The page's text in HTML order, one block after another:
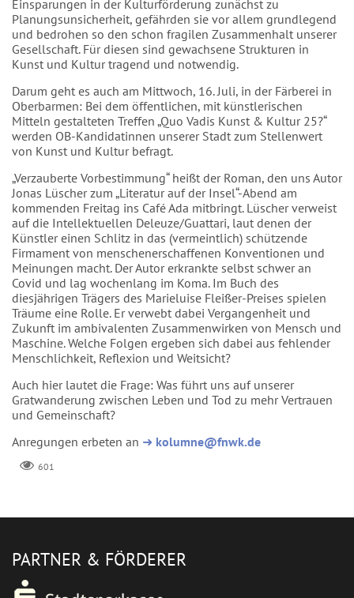
Einsparungen in der Kulturförderung zunächst zu
Planungsunsicherheit, gefährden sie vor allem grundlegend
und bedrohen so den schon fragilen Zusammenhalt unserer
Gesellschaft. Für diesen sind gewachsene Strukturen in
Kunst und Kultur tragend und notwendig.
Darum geht es auch am Mittwoch, 16. Juli, in der Färberei in
Oberbarmen: Bei dem öffentlichen, mit künstlerischen
Mitteln gestalteten Treffen „Quo Vadis Kunst & Kultur 25?“
werden OB-Kandidatinnen unserer Stadt zum Stellenwert
von Kunst und Kultur befragt.
„Verzauberte Vorbestimmung“ heißt der Roman, den uns Autor
Jonas Lüscher zum „Literatur auf der Insel“-Abend am
kommenden Freitag ins Café Ada mitbringt. Lüscher verweist
auf die Intellektuellen Deleuze/Guattari, laut denen der
Künstler einen Schlitz in das (vermeintlich) schützende
Firmament von menschenerschaffenen Konventionen und
Meinungen macht. Der Autor erkrankte selbst schwer an
Covid und lag wochenlang im Koma. Im Buch des
diesjährigen Trägers des Marieluise Fleißer-Preises spielen
Träume eine Rolle. Er verwebt dabei Vergangenheit und
Zukunft im ambivalenten Zusammenwirken von Mensch und
Maschine. Welche Folgen ergeben sich dabei aus fehlender
Menschlichkeit, Reflexion und Weitsicht?
Auch hier lautet die Frage: Was führt uns auf unserer
Gratwanderung zwischen Leben und Tod zu mehr Vertrauen
und Gemeinschaft?
Anregungen erbeten an ➜ kolumne@fnwk.de
601
PARTNER & FÖRDERER